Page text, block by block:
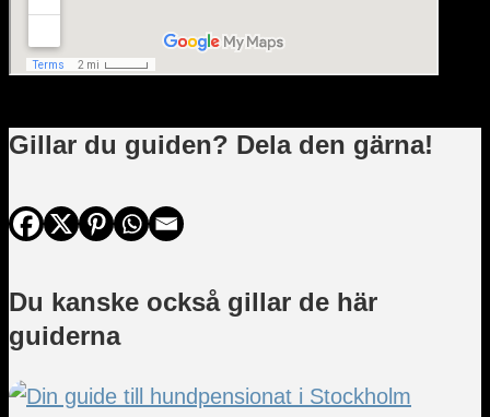
Gillar du guiden? Dela den gärna!
Du kanske också gillar de här
guiderna